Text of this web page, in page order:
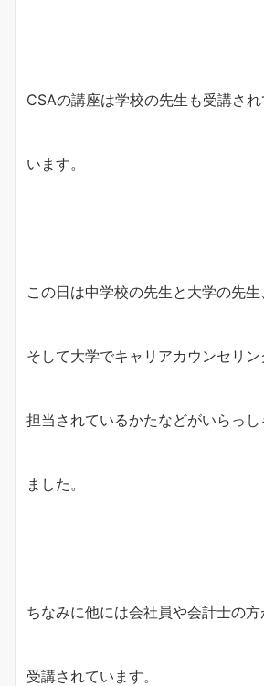
CSAの講座は学校の先生も受講され
います。
この日は中学校の先生と大学の先生
そして大学でキャリアカウンセリン
担当されているかたなどがいらっし
ました。
ちなみに他には会社員や会計士の方
受講されています。